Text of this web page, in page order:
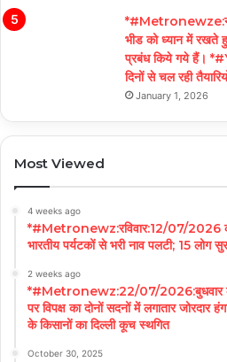
*#Metronewze:नव
भीड को ध्यान में रखते
प्रबंध किये गये हैं।
दिनों से चल रही
January 1, 2026
Most Viewed
4 weeks ago
*#Metronewz:रविवार:12/07/2026
भारतीय पर्यटकों से भरी नाव पलटी; 15 लोग
2 weeks ago
*#Metronewz:22/07/2026:बुधवार की
पर विपक्ष का दोनों सदनों में लगातार जोरदार
के किसानों का दिल्ली कूच स्थगित
October 30, 2025